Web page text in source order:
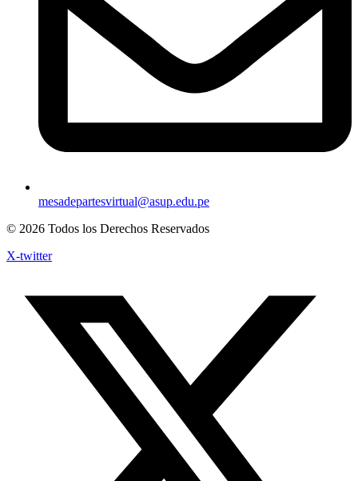
mesadepartesvirtual@asup.edu.pe
© 2026 Todos los Derechos Reservados
X-twitter